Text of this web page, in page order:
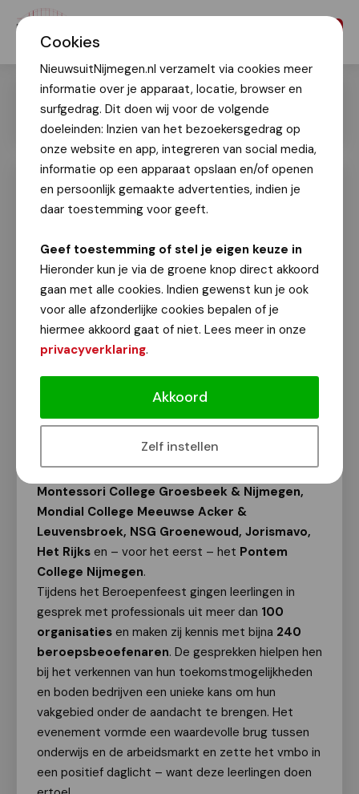
Cookies
NieuwsuitNijmegen.nl verzamelt via cookies meer
informatie over je apparaat, locatie, browser en
surfgedrag. Dit doen wij voor de volgende
doeleinden: Inzien van het bezoekersgedrag op
onze website en app, integreren van social media,
informatie op een apparaat opslaan en/of openen
en persoonlijk gemaakte advertenties, indien je
daar toestemming voor geeft.
Geef toestemming of stel je eigen keuze in
Hieronder kun je via de groene knop direct akkoord
gaan met alle cookies. Indien gewenst kun je ook
voor alle afzonderlijke cookies bepalen of je
hiermee akkoord gaat of niet. Lees meer in onze
privacyverklaring.
Akkoord
Zelf instellen
Beroepenfeest vmbo-leerlingen:
Regio Nijmegen On Stage
Dinsdag 18 maart vond de derde editie
van Regio Nijmegen On Stage plaats in De
Vasim in Nijmegen, in aanwezigheid van
wethouder voor Onderwijs Grete Visser. Dit
bijzondere beroepenfeest brengt ruim 1000
vmbo-leerlingen in contact met professionals
uit diverse werkvelden.
Dit jaar nemen leerlingen deel van het
College, Maaswaal College Wijchen,
Montessori College Groesbeek & Nijmegen,
Mondial College Meeuwse Acker &
Leuvensbroek, NSG Groenewoud, Jorismavo,
Het Rijks en – voor het eerst – het Pontem
College Nijmegen.
Tijdens het Beroepenfeest gingen leerlingen in
gesprek met professionals uit meer dan 100
organisaties en maken zij kennis met bijna 240
beroepsbeoefenaren. De gesprekken hielpen hen
bij het verkennen van hun toekomstmogelijkheden
en boden bedrijven een unieke kans om hun
vakgebied onder de aandacht te brengen. Het
evenement vormde een waardevolle brug tussen
onderwijs en de arbeidsmarkt en zette het vmbo in
een positief daglicht – want deze leerlingen doen